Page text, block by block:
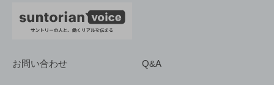
お問い合わせ Q&A